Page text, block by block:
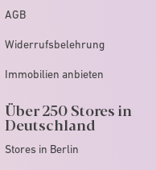
AGB
Widerrufsbelehrung
Immobilien anbieten
Über 250 Stores in
Deutschland
Stores in Berlin